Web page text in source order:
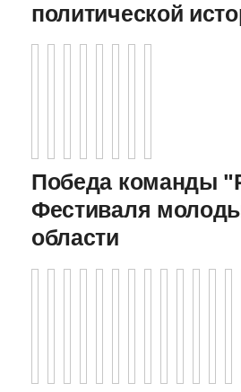
политической
Победа команды
Фестиваля
области